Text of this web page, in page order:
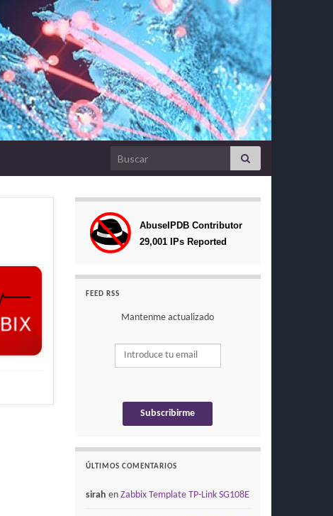
Search for:
FEED RSS
Mantenme actualizado
ÚLTIMOS COMENTARIOS
sirah en Zabbix Template TP-Link SG108E